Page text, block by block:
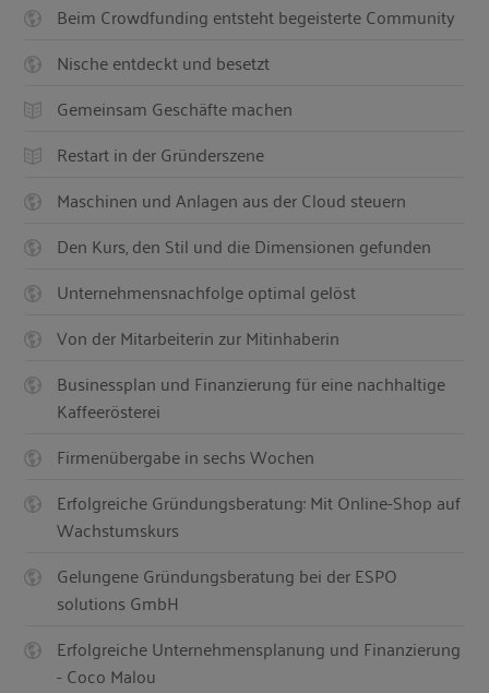
Beim Crowdfunding entsteht begeisterte Community
Nische entdeckt und besetzt
Gemeinsam Geschäfte machen
Restart in der Gründerszene
Maschinen und Anlagen aus der Cloud steuern
Den Kurs, den Stil und die Dimensionen gefunden
Unternehmensnachfolge optimal gelöst
Von der Mitarbeiterin zur Mitinhaberin
Businessplan und Finanzierung für eine nachhaltige
Kaffeerösterei
Firmenübergabe in sechs Wochen
Erfolgreiche Gründungsberatung: Mit Online-Shop auf
Wachstumskurs
Gelungene Gründungsberatung bei der ESPO
solutions GmbH
Erfolgreiche Unternehmensplanung und Finanzierung
- Coco Malou